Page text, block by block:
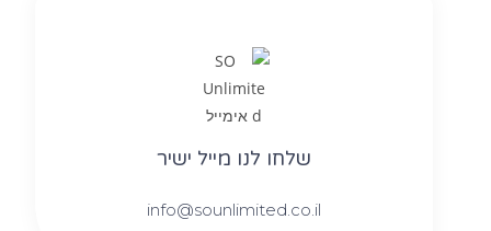
שלחו לנו מייל ישיר
info@sounlimited.co.il